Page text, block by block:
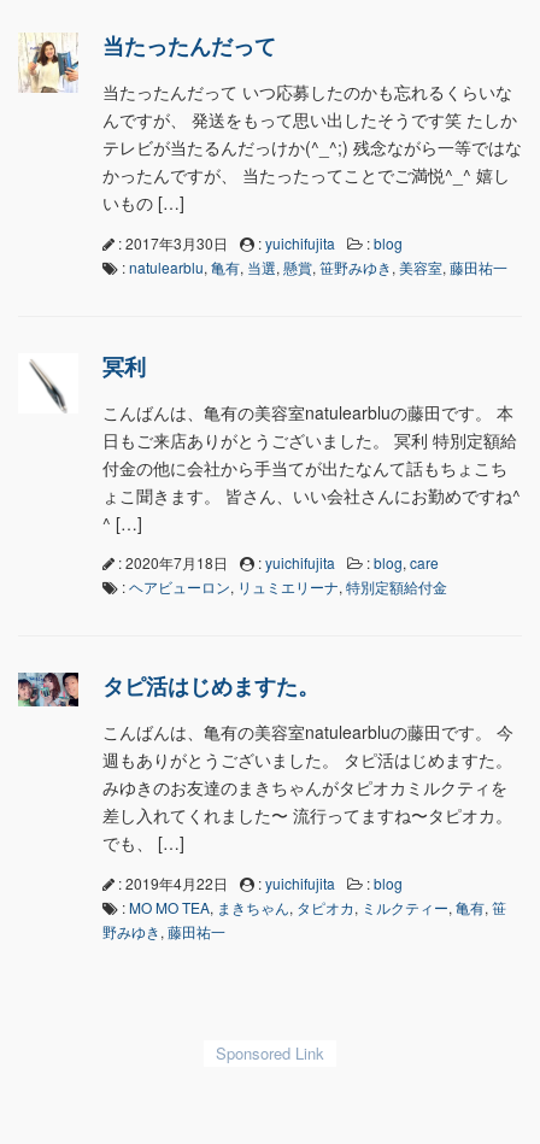
当たったんだって
当たったんだって いつ応募したのかも忘れるくらいな
んですが、 発送をもって思い出したそうです笑 たしか
テレビが当たるんだっけか(^_^;) 残念ながら一等ではな
かったんですが、 当たったってことでご満悦^_^ 嬉し
いもの […]
: 2017年3月30日 :yuichifujita :blog
:natulearblu, 亀有, 当選, 懸賞, 笹野みゆき, 美容室, 藤田祐一
冥利
こんばんは、亀有の美容室natulearbluの藤田です。 本
日もご来店ありがとうございました。 冥利 特別定額給
付金の他に会社から手当てが出たなんて話もちょこち
ょこ聞きます。 皆さん、いい会社さんにお勤めですね^
^ […]
: 2020年7月18日 :yuichifujita :blog, care
:ヘアビューロン, リュミエリーナ, 特別定額給付金
タピ活はじめますた。
こんばんは、亀有の美容室natulearbluの藤田です。 今
週もありがとうございました。 タピ活はじめますた。
みゆきのお友達のまきちゃんがタピオカミルクティを
差し入れてくれました〜 流行ってますね〜タピオカ。
でも、 […]
: 2019年4月22日 :yuichifujita :blog
:MO MO TEA, まきちゃん, タピオカ, ミルクティー, 亀有, 笹
野みゆき, 藤田祐一